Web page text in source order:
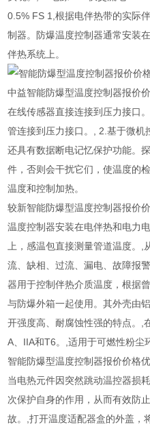
0.5% FS 1,根据电伴热带的实际
制器。防爆温度控制器通常安装
伴热系统上。
中益智能防爆型温度控制器报价
在线传感器直接连接到压力接口
管连接到压力接口。, 2.基于微机
还具有数据断电记忆保护功能。
件，否则会干扰它们，使温度的
温度和控制加热。
较新智能防爆型温度控制器报价
温度控制器安装在电伴热和电力
上，感温包直接测量管道温度。
流、缺相、过流、漏电、故障报
器用于控制伴热介质温度，根据
与防爆外箱一起使用。其外壳由
开强度高、耐腐蚀性强的特点。,
A、IIA和T6。,适用于可燃性粉尘
智能防爆型温度控制器报价价格
当电热元件因突然跳动温控器损
次保护自身的作用，从而有效防
故。,打开温度适配器盒的外盖，